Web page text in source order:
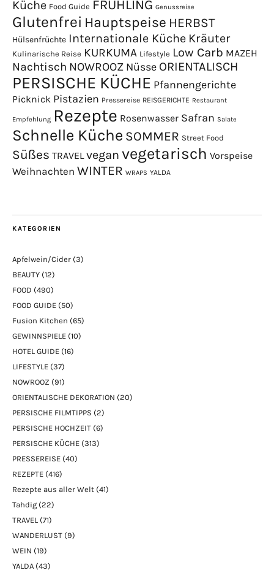
Küche Food Guide FRÜHLING Genussreise
Glutenfrei Hauptspeise HERBST
Hülsenfrüchte Internationale Küche Kräuter
Kulinarische Reise KURKUMA Lifestyle Low Carb MAZEH
Nachtisch NOWROOZ Nüsse ORIENTALISCH
PERSISCHE KÜCHE Pfannengerichte
Picknick Pistazien Pressereise REISGERICHTE Restaurant
Empfehlung Rezepte Rosenwasser Safran Salate
Schnelle Küche SOMMER Street Food
Süßes TRAVEL vegan vegetarisch Vorspeise
Weihnachten WINTER WRAPS YALDA
KATEGORIEN
Apfelwein/Cider (3)
BEAUTY (12)
FOOD (490)
FOOD GUIDE (50)
Fusion Kitchen (65)
GEWINNSPIELE (10)
HOTEL GUIDE (16)
LIFESTYLE (37)
NOWROOZ (91)
ORIENTALISCHE DEKORATION (20)
PERSISCHE FILMTIPPS (2)
PERSISCHE HOCHZEIT (6)
PERSISCHE KÜCHE (313)
PRESSEREISE (40)
REZEPTE (416)
Rezepte aus aller Welt (41)
Tahdig (22)
TRAVEL (71)
WANDERLUST (9)
WEIN (19)
YALDA (43)